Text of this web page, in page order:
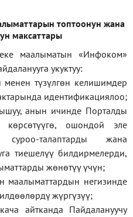
топтоонун жана
максаттары
маалыматын «Инфоком»
укуктуу:
түзүлгөн келишимдер
идентификациялоо;
анын ичинде Порталды
көрсөтүүгө, ошондой эле
талаптарды жана
тиешелүү билдирмелерди,
жөнөтүү үчүн;
маалыматтардын негизинде
жүргүзүү;
айтканда Пайдалануучу